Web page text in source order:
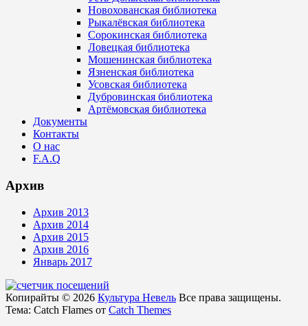
Новохованская библиотека
Рыкалёвская библиотека
Сорокинская библиотека
Ловецкая библиотека
Мошенинская библиотека
Язненская библиотека
Усовская библиотека
Дубровинская библиотека
Артёмовская библиотека
Документы
Контакты
О нас
F.A.Q
Архив
Архив 2013
Архив 2014
Архив 2015
Архив 2016
Январь 2017
Копирайты © 2026 Культура Невель Все права защищены.
Тема: Catch Flames от Catch Themes